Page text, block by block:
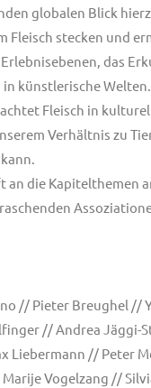
globalen Blick
Fleisch stecken und
das
künstlerische Welten.
Fleisch in
Verhältnis zu
die Kapitelthemen
// Pieter Breughel //
// Andrea Jäggi-
Liebermann // Peter
Vogelzang //